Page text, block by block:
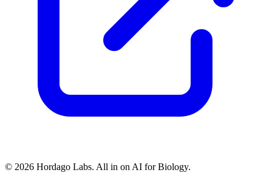
© 2026 Hordago Labs. All in on AI for Biology.